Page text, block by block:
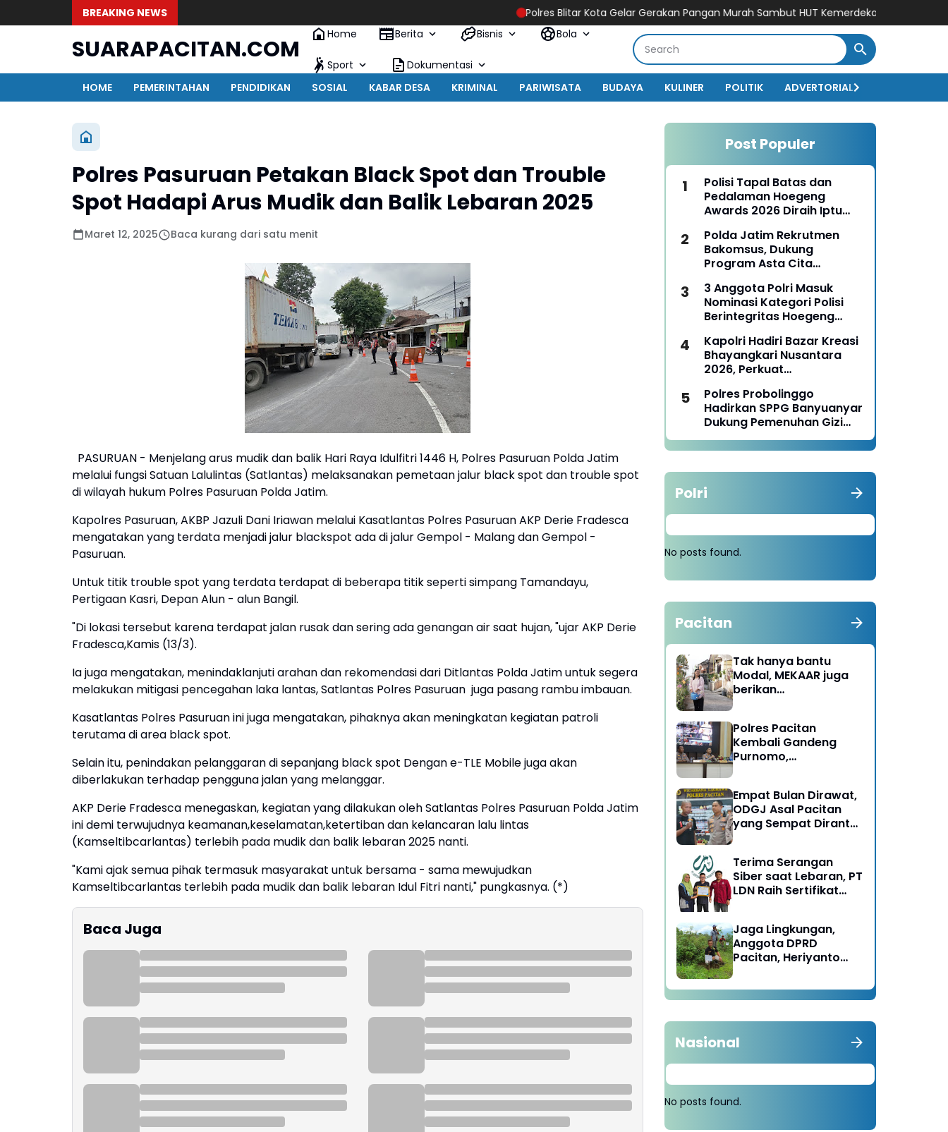
BREAKING NEWS Polres Blitar Kota Gelar Gerakan Pangan Murah Sambut HUT Kemerdekaan RI ke-81
SUARAPACITAN.COM
Home Berita Bisnis Bola
Sport
Dokumentasi
HOME
PEMERINTAHAN PENDIDIKAN SOSIAL KABAR DESA KRIMINAL PARIWISATA BUDAYA KULINER POLITIK ADVERTORIAL
Polres Pasuruan Petakan Black Spot dan Trouble
Spot Hadapi Arus Mudik dan Balik Lebaran 2025
Maret 12, 2025 Baca kurang dari satu menit
PASURUAN - Menjelang arus mudik dan balik Hari Raya Idulfitri 1446 H, Polres Pasuruan Polda Jatim
melalui fungsi Satuan Lalulintas (Satlantas) melaksanakan pemetaan jalur black spot dan trouble spot
di wilayah hukum Polres Pasuruan Polda Jatim.
Kapolres Pasuruan, AKBP Jazuli Dani Iriawan melalui Kasatlantas Polres Pasuruan AKP Derie Fradesca
mengatakan yang terdata menjadi jalur blackspot ada di jalur Gempol - Malang dan Gempol -
Pasuruan.
Untuk titik trouble spot yang terdata terdapat di beberapa titik seperti simpang Tamandayu,
Pertigaan Kasri, Depan Alun - alun Bangil.
"Di lokasi tersebut karena terdapat jalan rusak dan sering ada genangan air saat hujan, "ujar AKP Derie
Fradesca,Kamis (13/3).
Ia juga mengatakan, menindaklanjuti arahan dan rekomendasi dari Ditlantas Polda Jatim untuk segera
melakukan mitigasi pencegahan laka lantas, Satlantas Polres Pasuruan juga pasang rambu imbauan.
Kasatlantas Polres Pasuruan ini juga mengatakan, pihaknya akan meningkatan kegiatan patroli
terutama di area black spot.
Selain itu, penindakan pelanggaran di sepanjang black spot Dengan e-TLE Mobile juga akan
diberlakukan terhadap pengguna jalan yang melanggar.
AKP Derie Fradesca menegaskan, kegiatan yang dilakukan oleh Satlantas Polres Pasuruan Polda Jatim
ini demi terwujudnya keamanan,keselamatan,ketertiban dan kelancaran lalu lintas
(Kamseltibcarlantas) terlebih pada mudik dan balik lebaran 2025 nanti.
"Kami ajak semua pihak termasuk masyarakat untuk bersama - sama mewujudkan
Kamseltibcarlantas terlebih pada mudik dan balik lebaran Idul Fitri nanti," pungkasnya. (*)
Baca Juga
Post Populer
Polisi Tapal Batas dan
Pedalaman Hoegeng
Awards 2026 Diraih Iptu
Pengabdian Humanis di
Nduga
Polda Jatim Rekrutmen
Bakomsus, Dukung
Program Asta Cita
3 Anggota Polri Masuk
Nominasi Kategori Polisi
Berintegritas Hoegeng
Kapolri Hadiri Bazar Kreasi
Bhayangkari Nusantara
2026, Perkuat
Budaya Lokal
Polres Probolinggo
Hadirkan SPPG Banyuanyar
Dukung Pemenuhan Gizi
Nasional
Polri
No posts found.
Pacitan
Tak hanya bantu
Modal, MEKAAR juga
berikan
Dapur Tetap Ngebul
Polres Pacitan
Kembali Gandeng
Purnomo,
Rehabilitasi
Empat Bulan Dirawat,
ODGJ Asal Pacitan
yang Sempat Dirantai
Terima Serangan
Siber saat Lebaran, PT
LDN Raih Sertifikat
Karesidenan Madiun
Raya
Jaga Lingkungan,
Anggota DPRD
Pacitan, Heriyanto
Tebang 100 Pohon
diganti Tanam 1000
Nasional
No posts found.